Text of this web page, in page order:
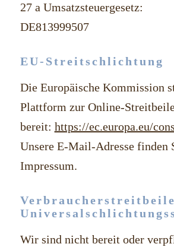
27 a Umsatzsteuergesetz:
DE813999507
EU-Streitschlichtung
Die Europäische Kommission
Plattform zur Online-
bereit: https://ec.europa.eu/
Unsere E-Mail-Adresse finden
Impressum.
Wir sind nicht bereit oder